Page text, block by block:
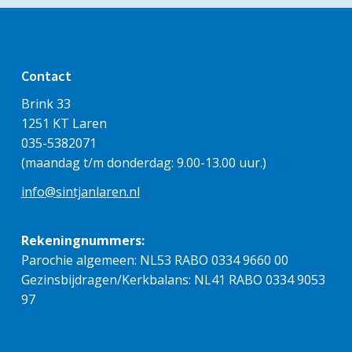
Contact
Brink 33
1251 KT Laren
035-5382071
(maandag t/m donderdag: 9.00-13.00 uur.)
info@sintjanlaren.nl
Rekeningnummers:
Parochie algemeen: NL53 RABO 0334 9660 00
Gezinsbijdragen/Kerkbalans: NL41 RABO 0334 9053
97